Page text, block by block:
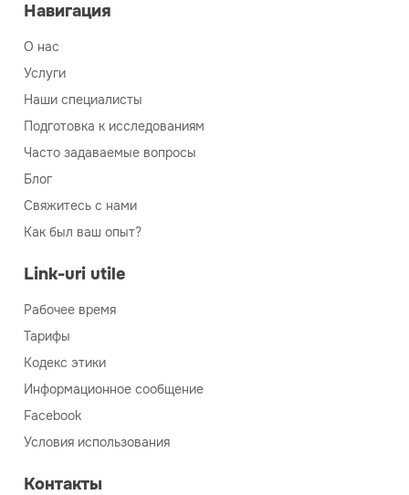
Навигация
О нас
Услуги
Наши специалисты
Подготовка к исследованиям
Часто задаваемые вопросы
Блог
Свяжитесь с нами
Как был ваш опыт?
Link-uri utile
Рабочее время
Тарифы
Кодекс этики
Информационное сообщение
Facebook
Условия использования
Контакты